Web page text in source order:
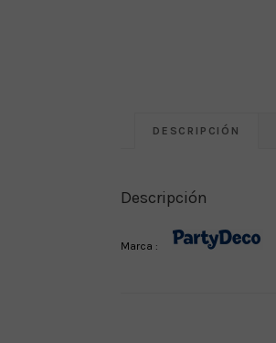
DESCRIPCIÓN
Descripción
Marca :